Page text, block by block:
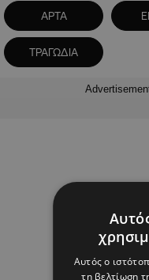
ΑΡΤΑ
ΤΡΑΓΩΔΙΑ
Αυτός ο
τη βελτίωση